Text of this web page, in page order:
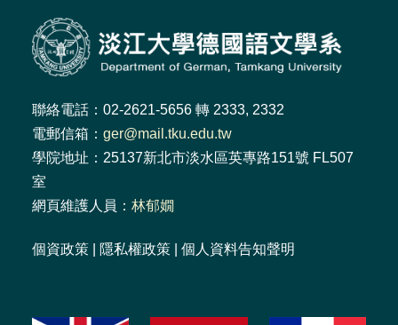
聯絡電話：02-2621-5656 轉 2333, 2332
電郵信箱： ger@mail.tku.edu.tw
學院地址：25137新北市淡水區英專路151號 FL507
室
網頁維護人員： 林郁嫺
個資政策 隱私權政策 個人資料告知聲明